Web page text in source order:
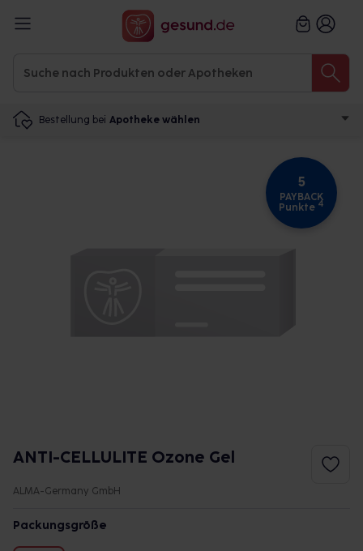
Bestellung bei Apotheke wählen
5
PAYBACK
Punkte 4
ANTI-CELLULITE Ozone Gel
ALMA-Germany GmbH
Packungsgröße